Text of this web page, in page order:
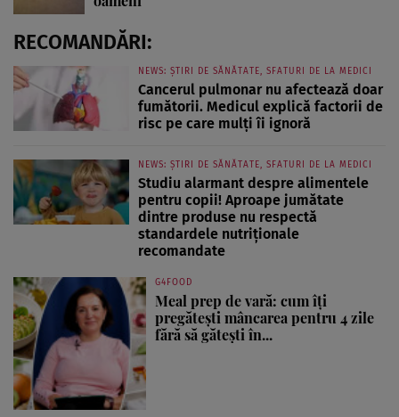
RECOMANDĂRI:
NEWS: ȘTIRI DE SĂNĂTATE, SFATURI DE LA MEDICI
Cancerul pulmonar nu afectează doar
fumătorii. Medicul explică factorii de
risc pe care mulți îi ignoră
NEWS: ȘTIRI DE SĂNĂTATE, SFATURI DE LA MEDICI
Studiu alarmant despre alimentele
pentru copii! Aproape jumătate
dintre produse nu respectă
standardele nutriționale
recomandate
G4FOOD
Meal prep de vară: cum îți
pregătești mâncarea pentru 4 zile
fără să gătești în...